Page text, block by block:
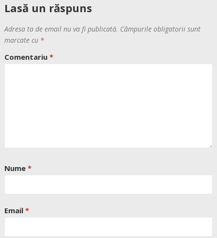
Lasă un răspuns
Adresa ta de email nu va fi publicată. Câmpurile obligatorii sunt
marcate cu *
Comentariu *
Nume *
Email *